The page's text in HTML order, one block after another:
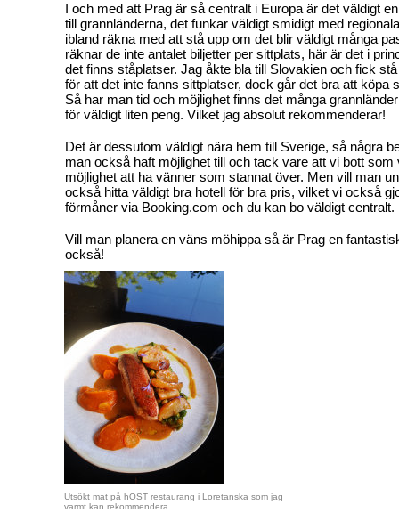
I och med att Prag är så centralt i Europa är det väldigt
till grannländerna, det funkar väldigt smidigt med
ibland räkna med att stå upp om det blir väldigt många
räknar de inte antalet biljetter per sittplats, här är det i
det finns ståplatser. Jag åkte bla till Slovakien och fick
för att det inte fanns sittplatser, dock går det bra att köpa
Så har man tid och möjlighet finns det många
för väldigt liten peng. Vilket jag absolut rekommenderar!
Det är dessutom väldigt nära hem till Sverige, så några
man också haft möjlighet till och tack vare att vi bott som
möjlighet att ha vänner som stannat över. Men vill man
också hitta väldigt bra hotell för bra pris, vilket vi också
förmåner via Booking.com och du kan bo väldigt
Vill man planera en väns möhippa så är Prag en
också!
Utsökt mat på hOST restaurang i Loretanska som jag
varmt kan rekommendera.